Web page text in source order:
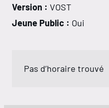
Version : VOST
Jeune Public : Oui
Pas d’horaire trouvé